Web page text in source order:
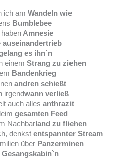
ich am Wandeln wie
Bumblebee
Amnesie
auseinandertrieb
es ihn`n
einem Strang zu ziehen
Bandenkrieg
andren schießt
irgendwann verließ
auch alles anthrazit
gesamten Feed
Nachbar land zu fliehen
denkst entspannter Stream
über Panzerminen
Gesangskabin`n